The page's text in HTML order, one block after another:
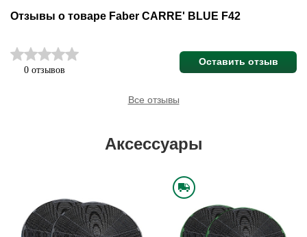
Отзывы о товаре Faber CARRE' BLUE F42
0 отзывов
Оставить отзыв
Все отзывы
Аксессуары